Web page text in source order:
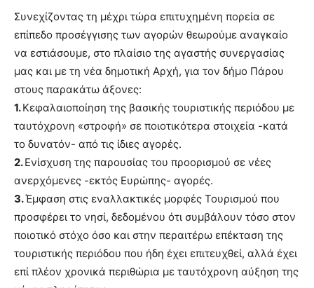
Συνεχίζοντας τη μέχρι τώρα επιτυχημένη πορεία σε
επίπεδο προσέγγισης των αγορών θεωρούμε αναγκαίο
να εστιάσουμε, στο πλαίσιο της αγαστής συνεργασίας
μας και με τη νέα δημοτική Αρχή, για τον δήμο Πάρου
στους παρακάτω άξονες:
1.Κεφαλαιοποίηση της βασικής τουριστικής περιόδου με
ταυτόχρονη «στροφή» σε ποιοτικότερα στοιχεία -κατά
το δυνατόν- από τις ίδιες αγορές.
2.Ενίσχυση της παρουσίας του προορισμού σε νέες
ανερχόμενες -εκτός Ευρώπης- αγορές.
3.Έμφαση στις εναλλακτικές μορφές Τουρισμού που
προσφέρει το νησί, δεδομένου ότι συμβάλουν τόσο στον
ποιοτικό στόχο όσο και στην περαιτέρω επέκταση της
τουριστικής περιόδου που ήδη έχει επιτευχθεί, αλλά έχει
επί πλέον χρονικά περιθώρια με ταυτόχρονη αύξηση της